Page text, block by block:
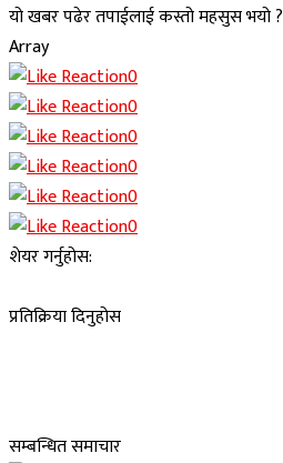
यो खबर पढेर तपाईलाई कस्तो महसुस भयो ?
Array
0
0
0
0
0
0
शेयर गर्नुहोस:
प्रतिक्रिया दिनुहोस
सम्बन्धित समाचार